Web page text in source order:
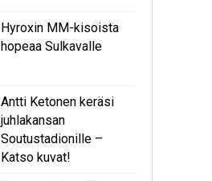
Hyroxin MM-kisoista
hopeaa Sulkavalle
Antti Ketonen keräsi
juhlakansan
Soutustadionille –
Katso kuvat!